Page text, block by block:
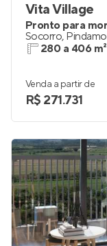
Vita Village
Pronto para
Socorro,
280 a 406 m²
Venda a partir de
R$ 271.731